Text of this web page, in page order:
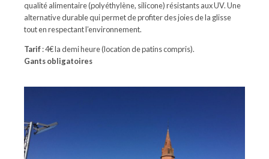
qualité alimentaire (polyéthylène, silicone) résistants aux UV. Une
alternative durable qui permet de profiter des joies de la glisse
tout en respectant l’environnement.
Tarif: 4€ la demi heure (location de patins compris).
Gants obligatoires